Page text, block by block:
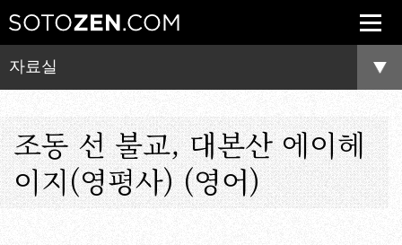
자료실
조동 선 불교, 대본산 에이헤
이지(영평사) (영어)